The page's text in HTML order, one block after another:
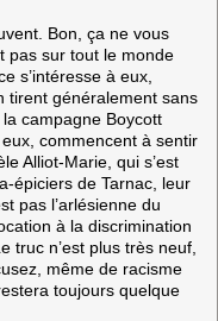
Bon, ça ne vous
pas sur tout le monde
s’intéresse à eux,
tirent généralement sans
campagne Boycott
commencent à sentir
Alliot-Marie, qui s’est
épiciers de Tarnac, leur
pas l’arlésienne du
à la discrimination
truc n’est plus très neuf,
même de racisme
toujours quelque